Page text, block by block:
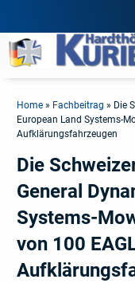
Home » Fachbeitrag » Die
European Land Systems-
Aufklärungsfahrzeugen
Die
General
Systems-
von 100